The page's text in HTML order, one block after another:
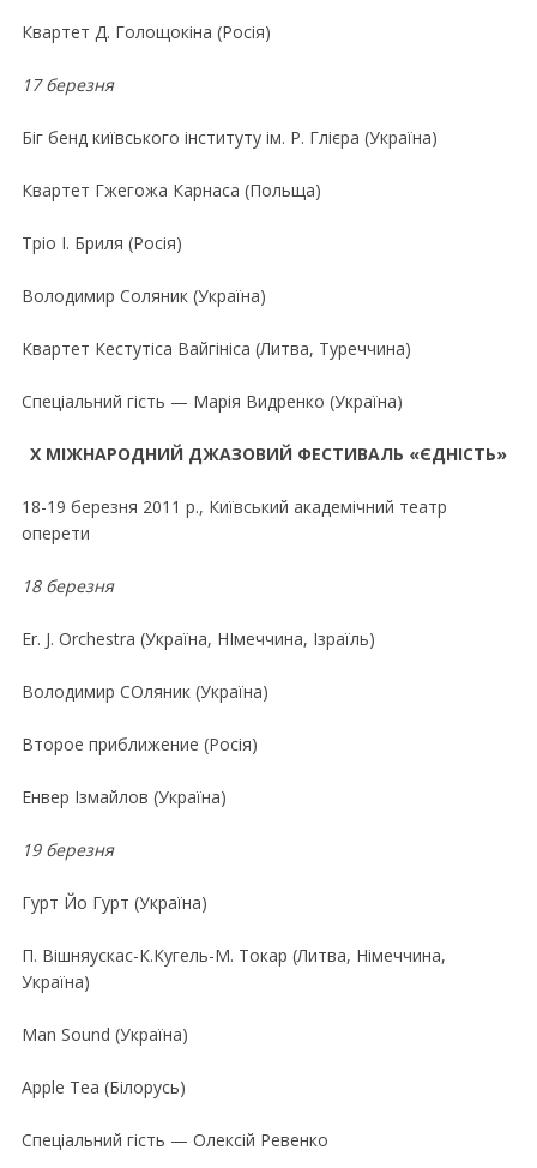
Квартет Д. Голощокіна (Росія)
17 березня
Біг бенд київського інституту ім. Р. Глієра (Україна)
Квартет Гжегожа Карнаса (Польща)
Тріо І. Бриля (Росія)
Володимир Соляник (Україна)
Квартет Кестутіса Вайгініса (Литва, Туреччина)
Спеціальний гість — Марія Видренко (Україна)
Х МІЖНАРОДНИЙ ДЖАЗОВИЙ ФЕСТИВАЛЬ «ЄДНІСТЬ»
18-19 березня 2011 р., Київський академiчний театр
оперети
18 березня
Er. J. Orchestra (Україна, НІмеччина, Ізраїль)
Володимир СОляник (Україна)
Второе приближение (Росія)
Енвер Ізмайлов (Україна)
19 березня
Гурт Йо Гурт (Україна)
П. Вішняускас-К.Кугель-М. Токар (Литва, Німеччина,
Україна)
Man Sound (Україна)
Apple Tea (Білорусь)
Спеціальний гість — Олексій Ревенко